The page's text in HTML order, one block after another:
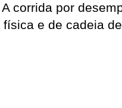
corrida por
e de cadeia